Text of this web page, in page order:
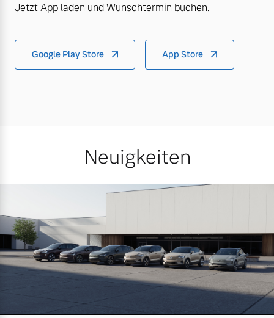
Jetzt App laden und Wunschtermin buchen.
Google Play Store App Store
Neuigkeiten